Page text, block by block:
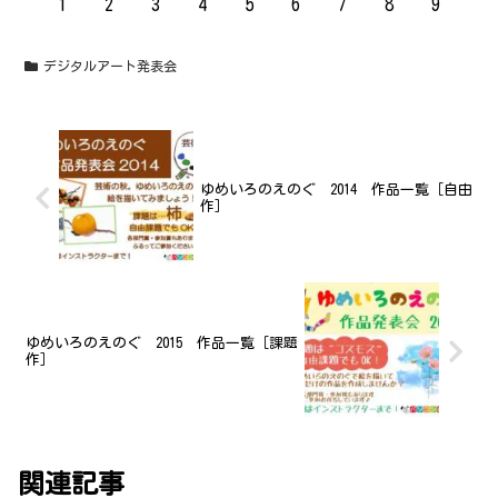
1 2 3 4 5 6 7 8 9
デジタルアート発表会
ゆめいろのえのぐ 2014 作品一覧［自由
作］
ゆめいろのえのぐ 2015 作品一覧［課題
作］
関連記事